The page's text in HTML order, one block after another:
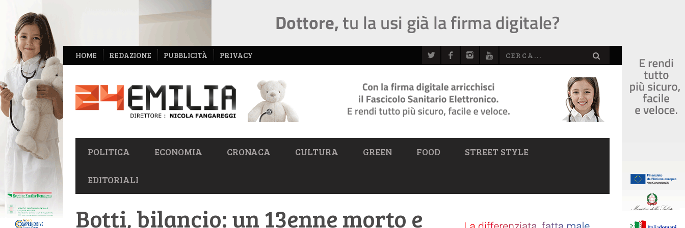
NAVIGAZIONE
SECONDARIA
HOME REDAZIONE PUBBLICITÀ PRIVACY
NAVIGAZIONE
PRIMARIA
POLITICA ECONOMIA CRONACA CULTURA GREEN FOOD STREET STYLE
EDITORIALI
Botti, bilancio: un 13enne morto e